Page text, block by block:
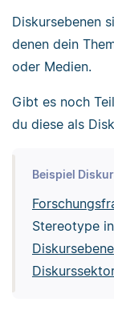
Diskursebenen
denen dein
oder Medien.
Gibt es noch
du diese als
Beispiel
Stereotype
Diskursebene